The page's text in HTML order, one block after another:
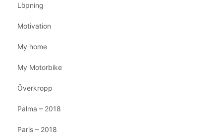
Löpning
Motivation
My home
My Motorbike
Överkropp
Palma – 2018
Paris – 2018